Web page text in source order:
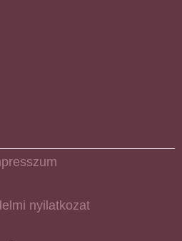
nyilatkozat